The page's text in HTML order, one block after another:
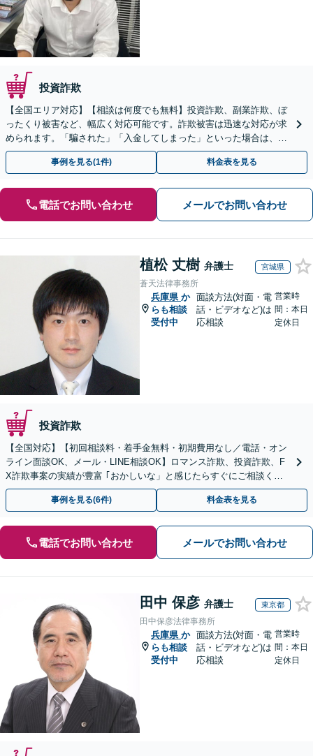
投資詐欺
【全国エリア対応】【相談は何度でも無料】投資詐欺、副業詐欺、ぼ
ったくり被害など、幅広く対応可能です。詐欺被害は迅速な対応が求
められます。「騙された」「入金してしまった」といった場合は、お
早めにご相談ください。【電話・メール・WEB相談可】
事例を見る(1件) 料金表を見る
電話でお問い合わせ メールでお問い合わせ
植松 丈樹 弁護士 宮城県
蒼天法律事務所
兵庫県 か
らも相談
受付中
面談方法(対面・電
話・ビデオなど)は
応相談
営業時
間：本日
定休日
投資詐欺
【全国対応】【初回相談料・着手金無料・初期費用なし／電話・オン
ライン面談OK、メール・LINE相談OK】ロマンス詐欺、投資詐欺、F
X詐欺事案の実績が豊富 ｢おかしいな」と感じたらすぐにご相談くだ
さい。
事例を見る(6件) 料金表を見る
電話でお問い合わせ メールでお問い合わせ
田中 保彦 弁護士 東京都
田中保彦法律事務所
兵庫県 か
らも相談
受付中
面談方法(対面・電
話・ビデオなど)は
応相談
営業時
間：本日
定休日